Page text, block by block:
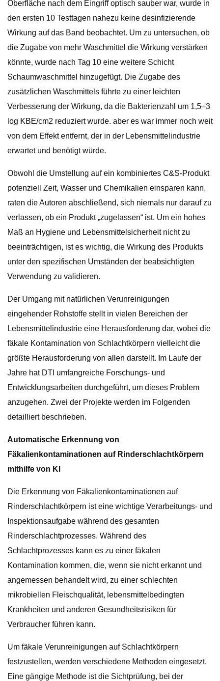
Oberfläche nach dem Eingriff optisch sauber war, wurde in
den ersten 10 Testtagen nahezu keine desinfizierende
Wirkung auf das Band beobachtet. Um zu untersuchen, ob
die Zugabe von mehr Waschmittel die Wirkung verstärken
könnte, wurde nach Tag 10 eine weitere Schicht
Schaumwaschmittel hinzugefügt. Die Zugabe des
zusätzlichen Waschmittels führte zu einer leichten
Verbesserung der Wirkung, da die Bakterienzahl um 1,5–3
log KBE/cm2 reduziert wurde. aber es war immer noch weit
von dem Effekt entfernt, der in der Lebensmittelindustrie
erwartet und benötigt würde.
Obwohl die Umstellung auf ein kombiniertes C&S-Produkt
potenziell Zeit, Wasser und Chemikalien einsparen kann,
raten die Autoren abschließend, sich niemals nur darauf zu
verlassen, ob ein Produkt „zugelassen“ ist. Um ein hohes
Maß an Hygiene und Lebensmittelsicherheit nicht zu
beeinträchtigen, ist es wichtig, die Wirkung des Produkts
unter den spezifischen Umständen der beabsichtigten
Verwendung zu validieren.
Der Umgang mit natürlichen Verunreinigungen
eingehender Rohstoffe stellt in vielen Bereichen der
Lebensmittelindustrie eine Herausforderung dar, wobei die
fäkale Kontamination von Schlachtkörpern vielleicht die
größte Herausforderung von allen darstellt. Im Laufe der
Jahre hat DTI umfangreiche Forschungs- und
Entwicklungsarbeiten durchgeführt, um dieses Problem
anzugehen. Zwei der Projekte werden im Folgenden
detailliert beschrieben.
Automatische Erkennung von
Fäkalienkontaminationen auf Rinderschlachtkörpern
mithilfe von KI
Die Erkennung von Fäkalienkontaminationen auf
Rinderschlachtkörpern ist eine wichtige Verarbeitungs- und
Inspektionsaufgabe während des gesamten
Rinderschlachtprozesses. Während des
Schlachtprozesses kann es zu einer fäkalen
Kontamination kommen, die, wenn sie nicht erkannt und
angemessen behandelt wird, zu einer schlechten
mikrobiellen Fleischqualität, lebensmittelbedingten
Krankheiten und anderen Gesundheitsrisiken für
Verbraucher führen kann.
Um fäkale Verunreinigungen auf Schlachtkörpern
festzustellen, werden verschiedene Methoden eingesetzt.
Eine gängige Methode ist die Sichtprüfung, bei der